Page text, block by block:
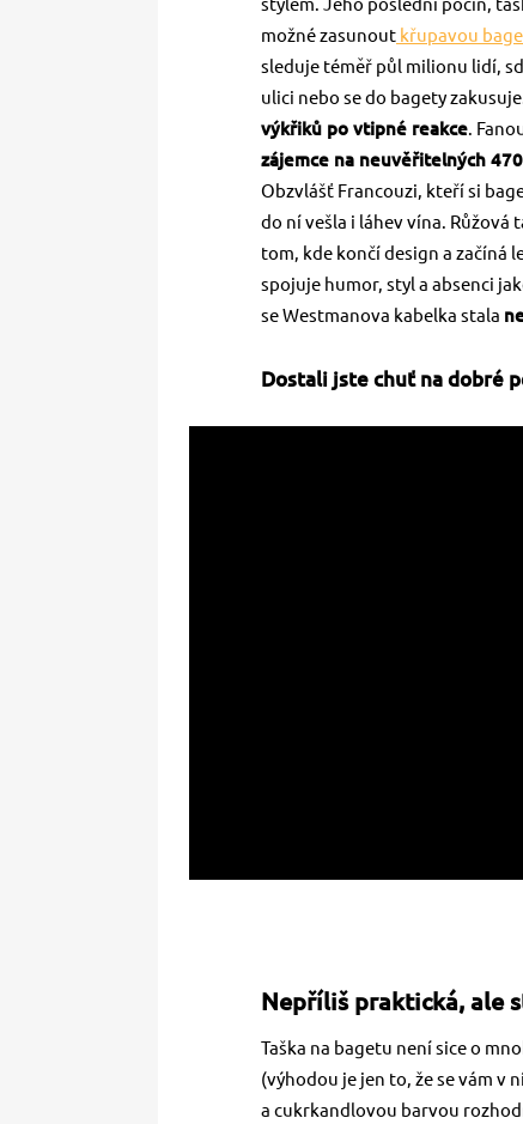
stylem. Jeho poslední počin,
možné zasunout křupavou
sleduje téměř půl milionu lidí,
ulici nebo se do bagety
výkřiků po vtipné reakce.
zájemce na neuvěřitelných
Obzvlášť Francouzi, kteří si
do ní vešla i láhev vína. Růžová
tom, kde končí design a začíná
spojuje humor, styl a absenci
se Westmanova kabelka stala
Dostali jste chuť na dobré
Nepříliš praktická, ale
Taška na bagetu není sice o
(výhodou je jen to, že se vám v
a cukrkandlovou barvou